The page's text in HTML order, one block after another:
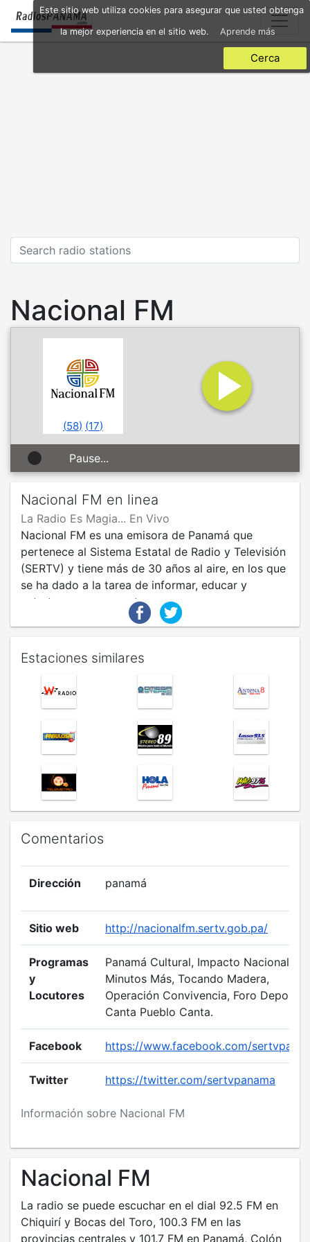
Skip
main
Nacional FM
(58) (17)
Pause...
Nacional FM en linea
La Radio Es Magia... En Vivo
Nacional FM es una emisora de Panamá que
pertenece al Sistema Estatal de Radio y Televisión
(SERTV) y tiene más de 30 años al aire, en los que
se ha dado a la tarea de informar, educar y
entretener a sus oyentes.
Estaciones similares
Comentarios
Información sobre Nacional FM
Dirección panamá
Sitio web http://nacionalfm.sertv.gob.pa/
Programas
y
Locutores
Panamá Cultural, Impacto Nacional, 30
Minutos Más, Tocando Madera,
Operación Convivencia, Foro
Canta Pueblo Canta.
Facebook https://www.facebook.com/
Twitter https://twitter.com/sertvpanama
Nacional FM
La radio se puede escuchar en el dial 92.5 FM en
Chiquirí y Bocas del Toro, 100.3 FM en las
provincias centrales y 101.7 FM en Panamá, Colón
Este sitio web utiliza cookies para asegurar que usted obtenga
la mejor experiencia en el sitio web. Aprende más
Cerca